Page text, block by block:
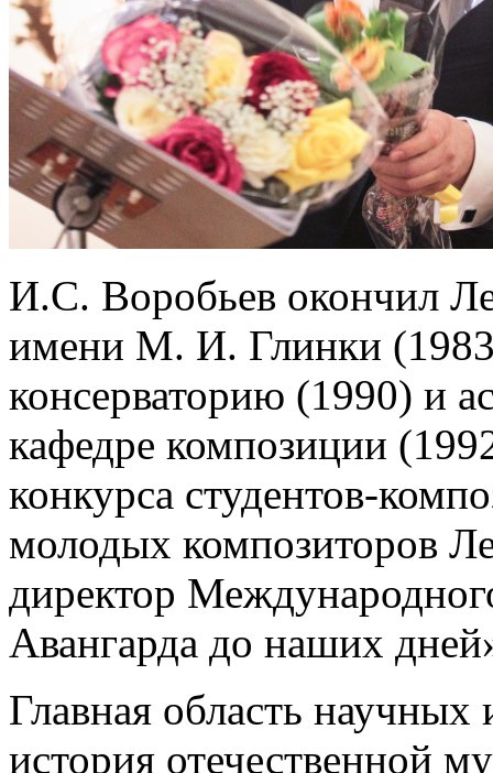
И.С. Воробьев окончил
имени М. И. Глинки
консерваторию (1990) и
кафедре композиции
конкурса студентов-
молодых композиторов
директор
Авангарда до наших
Главная область
история отечественной